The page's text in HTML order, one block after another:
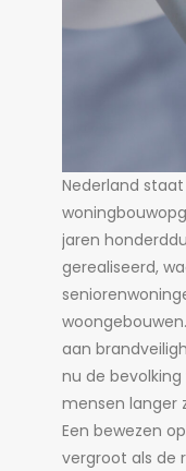
Nederland
jaren
gerealiseerd,
aan
nu de
mensen langer
Een bewezen
vergroot als de